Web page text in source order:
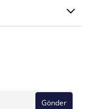
Gönder